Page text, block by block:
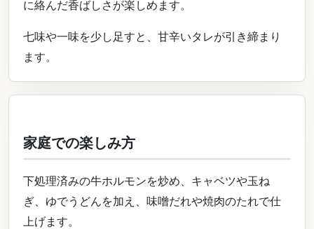
に絡んだ香ばしさが楽しめます。
七味や一味を少し足すと、甘辛いタレが引き締まり
ます。
家庭での楽しみ方
下処理済みの牛ホルモンを炒め、キャベツや玉ね
ぎ、ゆでうどんを加え、味噌だれや焼肉のたれで仕
上げます。